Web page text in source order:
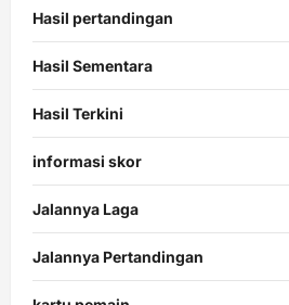
Hasil pertandingan
Hasil Sementara
Hasil Terkini
informasi skor
Jalannya Laga
Jalannya Pertandingan